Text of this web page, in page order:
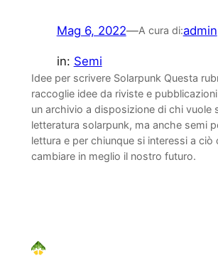
Mag 6, 2022—A cura di:admin
in: Semi
Idee per scrivere Solarpunk Questa
raccoglie idee da riviste e
un archivio a disposizione di chi vuole
letteratura solarpunk, ma anche semi
lettura e per chiunque si interessi a ciò
cambiare in meglio il nostro futuro.